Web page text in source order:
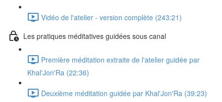
Vidéo de l'atelier - version complète (243:21)
Les pratiques méditatives guidées sous canal
Première méditation extraite de l'atelier guidée par
Khal'Jon'Ra (22:36)
Deuxième méditation guidée par Khal'Jon'Ra (39:23)